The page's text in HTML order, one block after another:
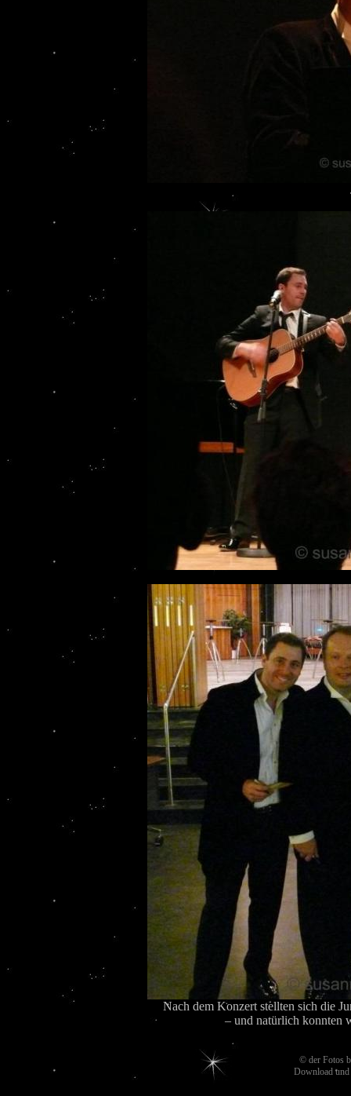
Nach dem Konzert stellten sich die
– und natürlich konnten
© der Fotos
Download und